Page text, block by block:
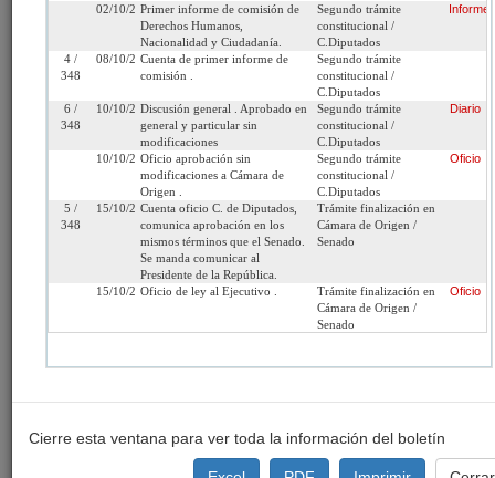
Cámara
Senado Iniciativa: Moción
Tipo de
Proyecto de ley Refundido:
Etapa: Tramitación terminada
Ley Nº 19.837 (Diario
Oficial del 29/11/2002)
Link para
http://www.senado.cl/appsenado/templates/tramitacion/
boletin_ini=3042-07
Tramitación Oficios Indicaciones
02/10/2002Primer informe de comisión de
Derechos Humanos,
Nacionalidad y Ciudadanía.
Segundo trámite
constitucional /
C.Diputados
Informe
4 /
348
08/10/2002Cuenta de primer informe de
comisión .
Segundo trámite
constitucional /
C.Diputados
6 /
348
10/10/2002Discusión general . Aprobado en
general y particular sin
modificaciones
Segundo trámite
constitucional /
C.Diputados
Diario
10/10/2002Oficio aprobación sin
modificaciones a Cámara de
Origen .
Segundo trámite
constitucional /
C.Diputados
Oficio
5 /
348
15/10/2002Cuenta oficio C. de Diputados,
comunica aprobación en los
mismos términos que el Senado.
Se manda comunicar al
Presidente de la República.
Trámite finalización en
Cámara de Origen /
Senado
15/10/2002Oficio de ley al Ejecutivo .
Trámite finalización en
Cámara de Origen /
Senado
Oficio
Cierre esta ventana para ver toda la información del boletín